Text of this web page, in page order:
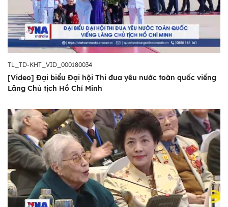
TL_TD-KHT_VID_000180034
[Video] Đại biểu Đại hội Thi đua yêu nước toàn quốc viếng
Lăng Chủ tịch Hồ Chí Minh